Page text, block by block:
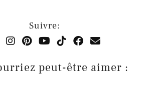
Suivre:
peut-être aimer :